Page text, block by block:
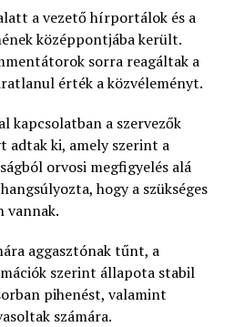
a vezető hírportálok és a
középpontjába került.
sorra reagáltak a
érték a közvéleményt.
kapcsolatban a szervezők
adtak ki, amely szerint a
orvosi megfigyelés alá
hogy a szükséges
vannak.
aggasztónak tűnt, a
szerint állapota stabil
pihenést, valamint
számára.